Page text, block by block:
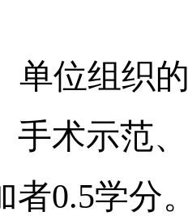
位组织
手术示范
者0.5学分